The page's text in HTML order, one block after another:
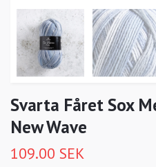
Svarta Fåret Sox
New Wave
109.00 SEK